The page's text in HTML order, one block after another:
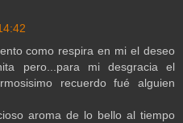
como respira en mi el deseo
pero...para mi desgracia el
recuerdo fué alguien
aroma de lo bello al tiempo